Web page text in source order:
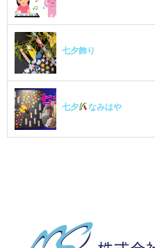
七夕飾り
七夕 なみはや